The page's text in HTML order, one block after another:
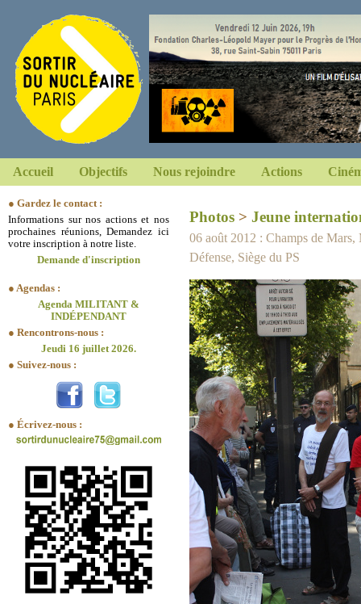
Accueil Objectifs Nous rejoindre Actions
● Gardez le contact :
Informations sur nos actions et nos
prochaines réunions, Demandez ici
votre inscription à notre liste.
Demande d'inscription
● Agendas :
Agenda MILITANT &
INDÉPENDANT
● Rencontrons-nous :
Jeudi 16 juillet 2026.
● Suivez-nous :
● Écrivez-nous :
Photos > Jeune
06 août 2012 : Champs de
Défense, Siège du PS